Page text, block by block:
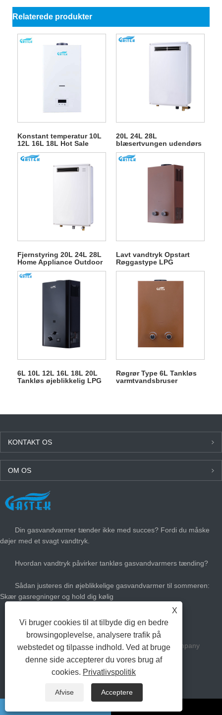
Relaterede produkter
Konstant temperatur 10L
12L 16L 18L Hot Sale
Røggastype Vægmonteret
Tankløs Instant LPG
Naturligt varmt vand Gas
Vandvarmer til bruser
20L 24L 28L
blæsertvungen udendørs
gasgejser til
varmtvandsbruser
Fjernstyring 20L 24L 28L
Home Appliance Outdoor
Gas Water Heater
Lavt vandtryk Opstart
Røggastype LPG
Gasvandvarmere
6L 10L 12L 16L 18L 20L
Tankløs øjeblikkelig LPG
Røgrør Type 6L Tankløs
varmtvandsbruser
KONTAKT OS
OM OS
SENESTE NYT
Din gasvandvarmer tænder ikke med succes? Fordi du måske
døjer med et svagt vandtryk.
Hvordan vandtryk påvirker tankløs gasvandvarmers tænding?
Sådan justeres din øjeblikkelige gasvandvarmer til sommeren:
Skær gasregninger og hold dig kølig
Hvor stor gas varmt vandvarmer har du brug for?
Copyright Zhongshan Gastek Home Appliance Company
begrænsede alle rettigheder forbeholdt.
RSS XML Privacy Policy
X
Vi bruger cookies til at tilbyde dig en bedre
browsingoplevelse, analysere trafik på
webstedet og tilpasse indhold. Ved at bruge
denne side accepterer du vores brug af
cookies. Privatlivspolitik
Afvise Acceptere